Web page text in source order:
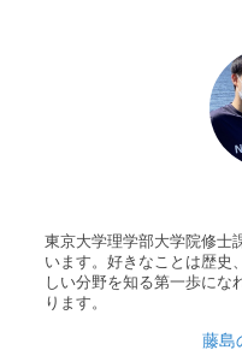
東京大学理学部大学院修士
います。好きなことは歴史
しい分野を知る第一歩にな
ります。
藤島